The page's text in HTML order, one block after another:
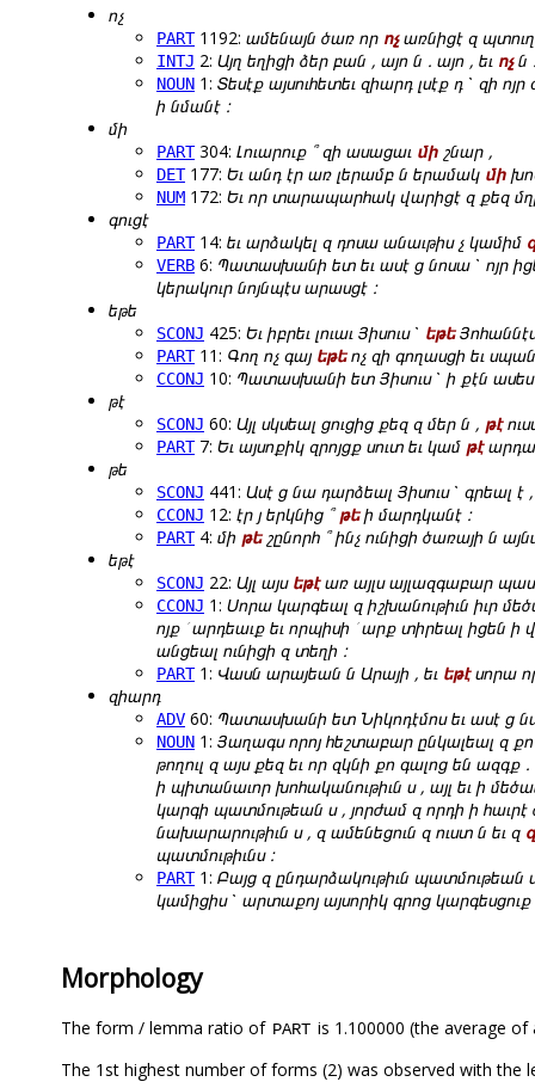
ոչ
PART1192: ամենայն ծառ որ ոչառնիցէ զ
INTJ 2: Այղ եղիցի ձեր բան , այո ն . այո , եւ ոչն
NOUN 1: Տեսէք այսուհետեւ զիարդ լսէք դ ՝ զի
ի նմանէ :
մի
PART304: Լուարուք ՞ զի ասացաւ մի շնար ,
DET177: Եւ անդ էր առ լերամբ ն երամակ մի
NUM 172: Եւ որ տարապարհակ վարիցէ զ քեզ
գուցէ
PART14: եւ արձակել զ դոսա անաւթիս չ կամիմ
VERB 6: Պատասխանի ետ եւ ասէ ց նոսա ՝ ոյր
կերակուր նոյնպէս արասցէ :
եթե
SCONJ 425: Եւ իբրեւ լուաւ Յիսուս ՝ եթե
PART11: Գող ոչ գայ եթեոչ զի գողասցի եւ
CCONJ 10: Պատասխանի ետ Յիսուս ՝ ի քէն
թէ
SCONJ 60: Այլ սկսեալ ցուցից քեզ զ մեր ն , թէ
PART7: Եւ այսոքիկ զրոյցք սուտ եւ կամ թէ
թե
SCONJ 441: Ասէ ց նա դարձեալ Յիսուս ՝ գրեալ է
CCONJ 12: էր յ երկնից ՞թեի մարդկանէ :
PART4: մի թեշընորհ ՞ ինչ ունիցի ծառայի ն
եթէ
SCONJ 22: Այլ այս եթէառ այլս այլազգաբար
CCONJ 1: Սորա կարգեալ զ իշխանութիւն իւր
ոյք ՛ արդեաւք եւ որպիսի ՛ արք տիրեալ իցեն
անցեալ ունիցի զ տեղի :
PART1: Վասն արայեան ն Արայի , եւ եթէսորա
զիարդ
ADV 60: Պատասխանի ետ Նիկոդէմոս եւ ասէ ց
NOUN 1: Յաղագս որոյ հեշտաբար ընկալեալ զ
թողուլ զ այս քեզ եւ որ զկնի քո գալոց են
ի պիտանաւոր խոհականութիւն ս , այլ եւ ի
կարգի պատմութեան ս , յորժամ զ որդի ի
նախարարութիւն ս , զ ամենեցուն զ ուստ ն եւ զ
պատմութիւնս :
PART1: Բայց զ ընդարձակութիւն պատմութեան
կամիցիս ՝ արտաքոյ այսորիկ գրոց
Morphology
The form / lemma ratio of PART is 1.100000 (the average
The 1st highest number of forms (2) was observed with the